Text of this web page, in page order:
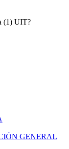
(1) UIT?
GENERAL